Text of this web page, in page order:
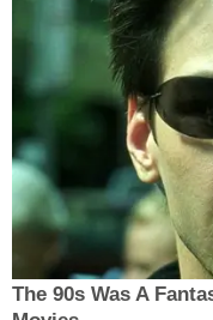
The 90s Was A